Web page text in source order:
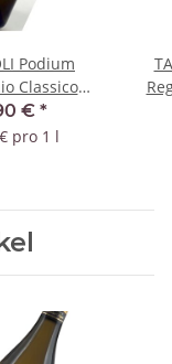
Podium
Classico
2022 DOC
€ *
pro 1 l